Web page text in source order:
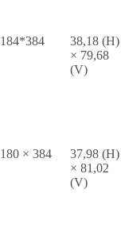
184*384
38,18 (H)
× 79,68
(V)
180 × 384
37,98 (H)
× 81,02
(V)